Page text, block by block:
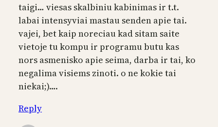
taigi… viesas skalbiniu kabinimas ir t.t.
labai intensyviai mastau senden apie tai.
vajei, bet kaip noreciau kad sitam saite
vietoje tu kompu ir programu butu kas
nors asmenisko apie seima, darba ir tai, ko
negalima visiems zinoti. o ne kokie tai
niekai;)….
Reply